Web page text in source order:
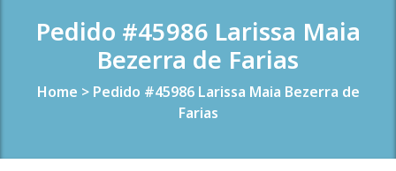
Pedido #45986 Larissa Maia
Bezerra de Farias
Home > Pedido #45986 Larissa Maia Bezerra de
Farias